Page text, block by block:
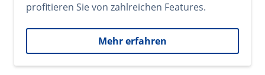
profitieren Sie von zahlreichen Features.
Mehr erfahren